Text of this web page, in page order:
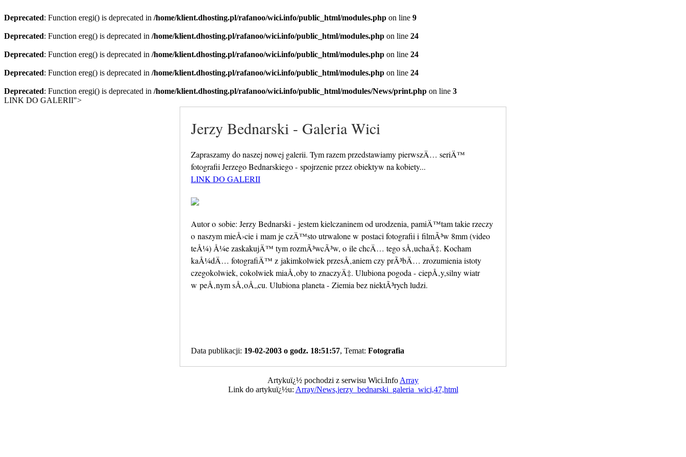
Deprecated: Function eregi() is deprecated in /home/klient.dhosting.pl/rafanoo/wici.info/public_html/modules.php on line 9
Deprecated: Function ereg() is deprecated in /home/klient.dhosting.pl/rafanoo/wici.info/public_html/modules.php on line 24
Deprecated: Function ereg() is deprecated in /home/klient.dhosting.pl/rafanoo/wici.info/public_html/modules.php on line 24
Deprecated: Function ereg() is deprecated in /home/klient.dhosting.pl/rafanoo/wici.info/public_html/modules.php on line 24
Deprecated: Function eregi() is deprecated in /home/klient.dhosting.pl/rafanoo/wici.info/public_html/modules/News/print.php on line 3
LINK DO GALERII">
Jerzy Bednarski - Galeria Wici
Zapraszamy do naszej nowej galerii. Tym razem przedstawiamy pierwszÄ… seriÄ™
fotografii Jerzego Bednarskiego - spojrzenie przez obiektyw na kobiety...
LINK DO GALERII
Autor o sobie: Jerzy Bednarski - jestem kielczaninem od urodzenia, pamiÄ™tam takie rzeczy
o naszym mieÅ›cie i mam je czÄ™sto utrwalone w postaci fotografii i filmÃ³w 8mm (video
teÅ¼) Å¼e zaskakujÄ™ tym rozmÃ³wcÃ³w, o ile chcÄ… tego sÅ‚uchaÄ‡. Kocham
kaÅ¼dÄ… fotografiÄ™ z jakimkolwiek przesÅ‚aniem czy prÃ³bÄ… zrozumienia istoty
czegokolwiek, cokolwiek miaÅ‚oby to znaczyÄ‡. Ulubiona pogoda - ciepÅ‚y,silny wiatr
w peÅ‚nym sÅ‚oÅ„cu. Ulubiona planeta - Ziemia bez niektÃ³rych ludzi.
Data publikacji: 19-02-2003 o godz. 18:51:57, Temat: Fotografia
Artykuï¿½ pochodzi z serwisu Wici.Info Array
Link do artykuï¿½u: Array/News,jerzy_bednarski_galeria_wici,47,html